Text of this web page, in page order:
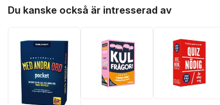
Du kanske också är intresserad av